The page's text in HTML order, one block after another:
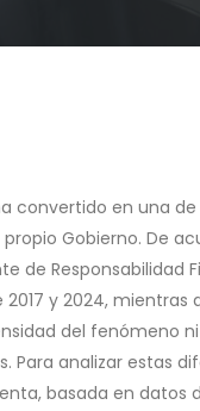
convertido en una de
Gobierno. De
de Responsabilidad
y 2024, mientras
del fenómeno
analizar estas
basada en datos